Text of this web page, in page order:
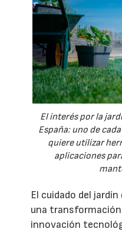
El interés por la
España: uno de
quiere utilizar
aplicaciones
El cuidado del
una
innovación